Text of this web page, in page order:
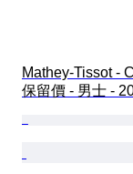
Mathey-Tissot -
保留價 - 男士 -